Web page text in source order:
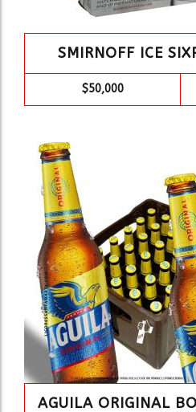
SMIRNOFF ICE
$50,000
AGUILA ORIGINAL